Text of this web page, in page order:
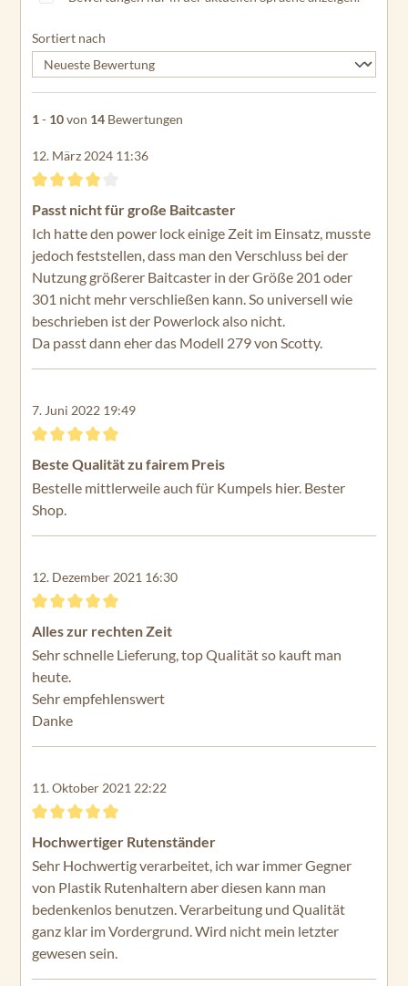
Sortiert nach
1 - 10von 14 Bewertungen
12. März 2024 11:36
Bewertung mit 4 von 5 Sternen
Passt nicht für große Baitcaster
Ich hatte den power lock einige Zeit im Einsatz, musste
jedoch feststellen, dass man den Verschluss bei der
Nutzung größerer Baitcaster in der Größe 201 oder
301 nicht mehr verschließen kann. So universell wie
beschrieben ist der Powerlock also nicht.
Da passt dann eher das Modell 279 von Scotty.
7. Juni 2022 19:49
Bewertung mit 5 von 5 Sternen
Beste Qualität zu fairem Preis
Bestelle mittlerweile auch für Kumpels hier. Bester
Shop.
12. Dezember 2021 16:30
Bewertung mit 5 von 5 Sternen
Alles zur rechten Zeit
Sehr schnelle Lieferung, top Qualität so kauft man
heute.
Sehr empfehlenswert
Danke
11. Oktober 2021 22:22
Bewertung mit 5 von 5 Sternen
Hochwertiger Rutenständer
Sehr Hochwertig verarbeitet, ich war immer Gegner
von Plastik Rutenhaltern aber diesen kann man
bedenkenlos benutzen. Verarbeitung und Qualität
ganz klar im Vordergrund. Wird nicht mein letzter
gewesen sein.